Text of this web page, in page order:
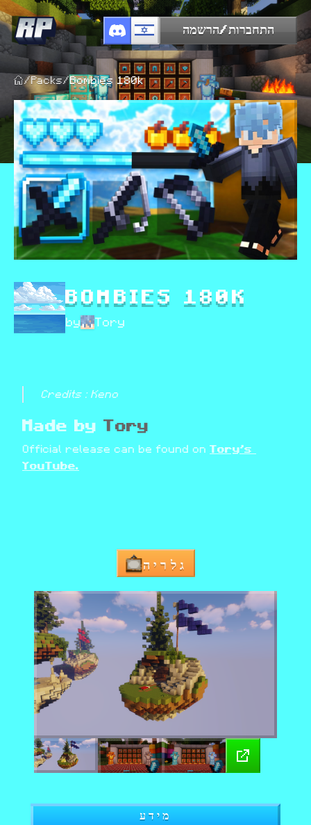
התחברות/הרשמה
/Packs/ Bombies 180k
BOMBIES 180K
by Tory
Credits : Keno
Made by Tory
Official release can be found on Tory's
YouTube.
גלריה
מידע